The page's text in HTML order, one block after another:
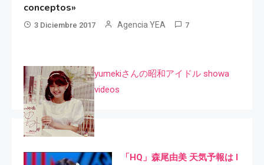
conceptos»
3 Diciembre 2017 Agencia YEA 7
yumekiさんの昭和アイドル showa
videos
「HQ」森尾由美 天気予報は I